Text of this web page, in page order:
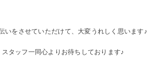
いをさせていただけて、大変うれしく思います♪
タッフ一同心よりお待ちしております♪